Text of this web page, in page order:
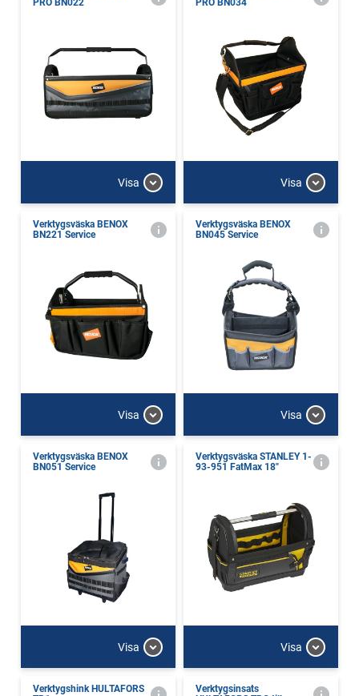
PRO BN022
Visa
PRO BN034
Visa
Verktygsväska BENOX
BN221 Service
Visa
Verktygsväska BENOX
BN045 Service
Visa
Verktygsväska BENOX
BN051 Service
Visa
Verktygsväska STANLEY 1-
93-951 FatMax 18"
Visa
Verktygshink HULTAFORS
Verktygsinsats